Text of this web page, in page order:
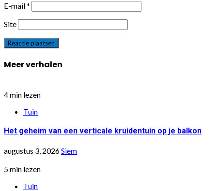
E-mail*
Site
Meer verhalen
4 min lezen
Tuin
Het geheim van een verticale kruidentuin op je balkon
augustus 3, 2026Siem
5 min lezen
Tuin